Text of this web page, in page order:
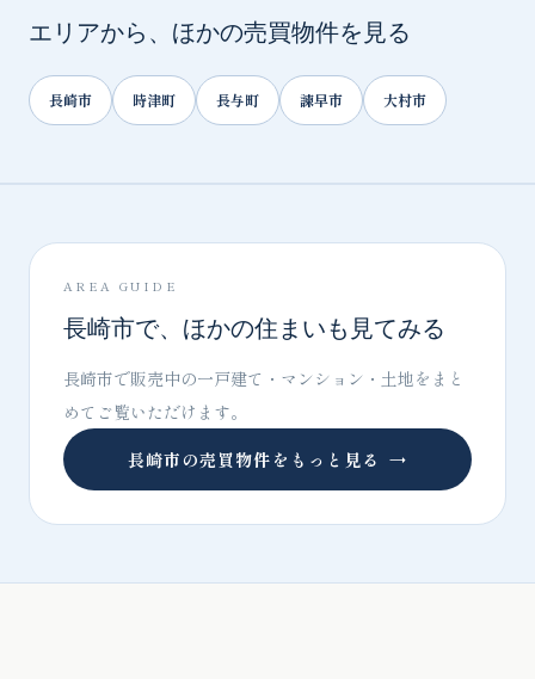
エリアから、ほかの売買物件を見る
長崎市 時津町 長与町 諫早市 大村市
AREA GUIDE
長崎市で、ほかの住まいも見てみる
長崎市で販売中の一戸建て・マンション・土地をまと
めてご覧いただけます。
長崎市の売買物件をもっと見る →